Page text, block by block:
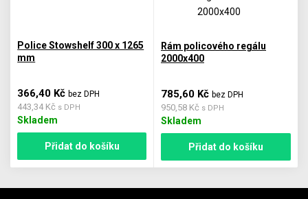
Police Stowshelf 300 x 1265
mm
366,40 Kčbez DPH
443,34 Kč s DPH
Skladem
Přidat do košíku
Rám policového regálu
2000x400
785,60 Kč bez DPH
950,58 Kč s DPH
Skladem
Přidat do košíku